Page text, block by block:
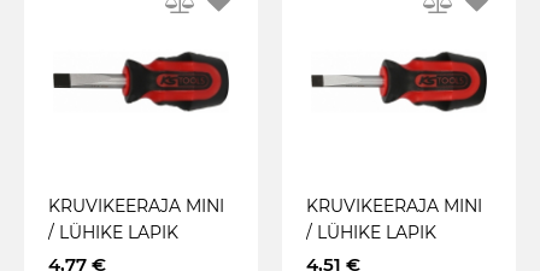
KRUVIKEERAJA MINI
/ LÜHIKE LAPIK
SL8X38MM.
4,77 €
KRUVIKEERAJA MINI
/ LÜHIKE LAPIK
SL6.5X38MM.
4,51 €